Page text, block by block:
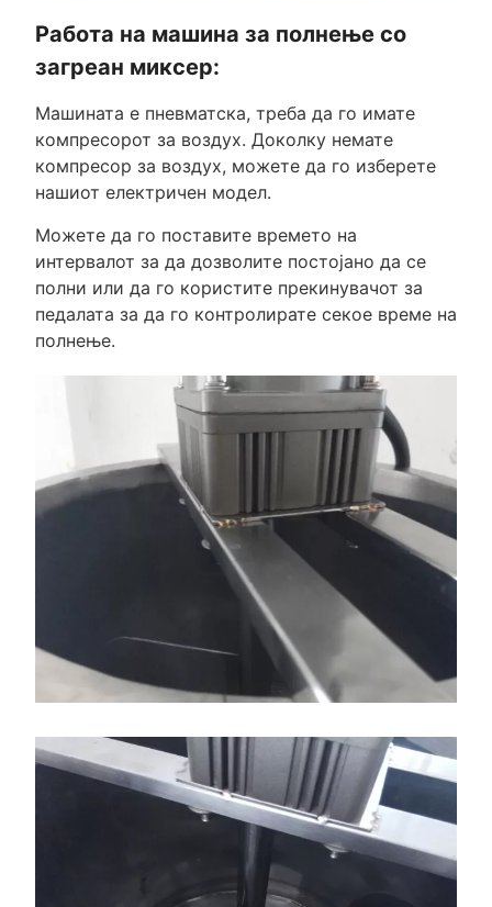
Работа на машина за полнење со
загреан миксер:
Машината е пневматска, треба да го имате
компресорот за воздух. Доколку немате
компресор за воздух, можете да го изберете
нашиот електричен модел.
Можете да го поставите времето на
интервалот за да дозволите постојано да се
полни или да го користите прекинувачот за
педалата за да го контролирате секое време на
полнење.